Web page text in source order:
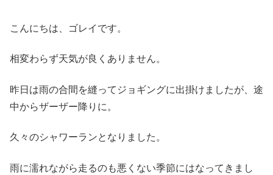
こんにちは、ゴレイです。
相変わらず天気が良くありません。
昨日は雨の合間を縫ってジョギングに出掛けましたが、途
中からザーザー降りに。
久々のシャワーランとなりました。
雨に濡れながら走るのも悪くない季節にはなってきまし